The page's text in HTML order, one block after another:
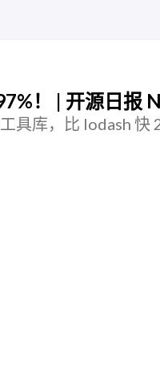
！ | 开源日报
具库，比 lodash 快